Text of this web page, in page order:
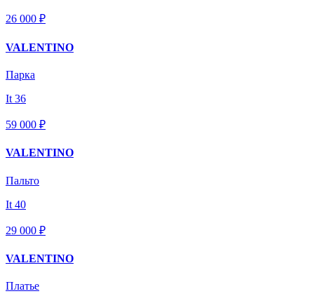
26 000 ₽
VALENTINO
Парка
It 36
59 000 ₽
VALENTINO
Пальто
It 40
29 000 ₽
VALENTINO
Платье